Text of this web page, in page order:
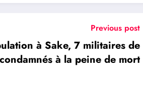
Previous post
à Sake, 7 militaires de
à la peine de mort